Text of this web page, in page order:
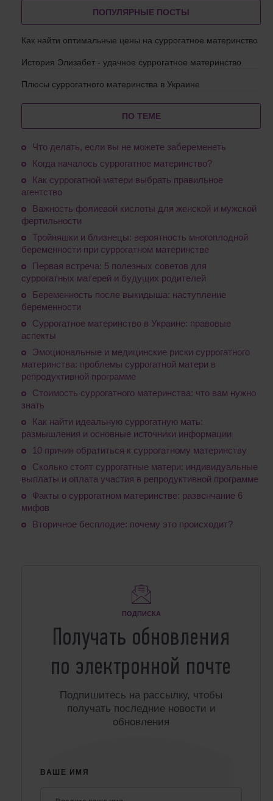
ПОПУЛЯРНЫЕ ПОСТЫ
Как найти оптимальные цены на суррогатное материнство
История Элизабет - удачное суррогатное материнство
Плюсы суррогатного материнства в Украине
ПО ТЕМЕ
Что делать, если вы не можете забеременеть
Когда началось суррогатное материнство?
Как суррогатной матери выбрать правильное
агентство
Важность фолиевой кислоты для женской и мужской
фертильности
Тройняшки и близнецы: вероятность многоплодной
беременности при суррогатном материнстве
Первая встреча: 5 полезных советов для
суррогатных матерей и будущих родителей
Беременность после выкидыша: наступление
беременности
Суррогатное материнство в Украине: правовые
аспекты
Эмоциональные и медицинские риски суррогатного
материнства: проблемы суррогатной матери в
репродуктивной программе
Стоимость суррогатного материнства: что вам нужно
знать
Как найти идеальную суррогатную мать:
размышления и основные источники информации
10 причин обратиться к суррогатному материнству
Сколько стоят суррогатные матери: индивидуальные
выплаты и оплата участия в репродуктивной программе
Факты о суррогатном материнстве: развенчание 6
мифов
Вторичное бесплодие: почему это происходит?
ПОДПИСКА
Получать обновления
по электронной почте
Подпишитесь на рассылку, чтобы
получать последние новости и
обновления
ВАШЕ ИМЯ